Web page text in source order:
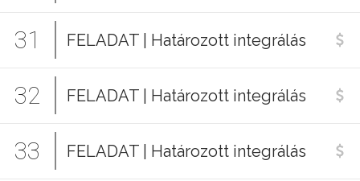
31 FELADAT | Határozott integrálás
32 FELADAT | Határozott integrálás
33 FELADAT | Határozott integrálás